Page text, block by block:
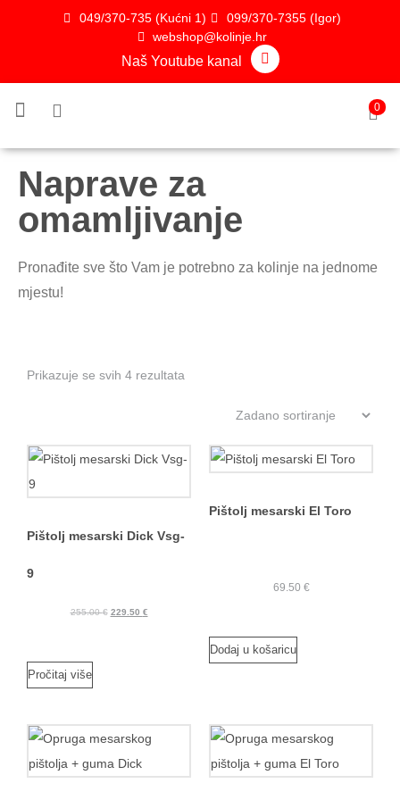
049/370-735 (Kućni 1)
099/370-7355 (Igor)
webshop@kolinje.hr
Naš Youtube kanal
0
Naprave za
omamljivanje
Pronađite sve što Vam je potrebno za kolinje na jednome
mjestu!
Prikazuje se svih 4 rezultata
Pištolj mesarski Dick Vsg-
9
255.00€ 229.50 €
Pročitaj više
Pištolj mesarski El Toro
69.50 €
Dodaj u košaricu